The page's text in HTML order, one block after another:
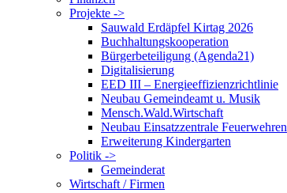
Projekte ->
Sauwald Erdäpfel Kirtag 2026
Buchhaltungskooperation
Bürgerbeteiligung (Agenda21)
Digitalisierung
EED III – Energieeffizienzrichtlinie
Neubau Gemeindeamt u. Musik
Mensch.Wald.Wirtschaft
Neubau Einsatzzentrale Feuerwehren
Erweiterung Kindergarten
Politik ->
Gemeinderat
Wirtschaft / Firmen